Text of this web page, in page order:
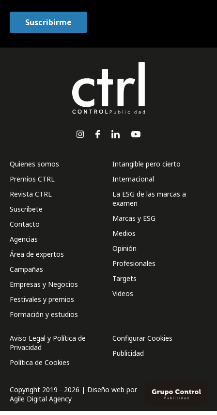
Quienes somos
Premios CTRL
Revista CTRL
Suscríbete
Contacto
Agencias
Área de expertos
Campañas
Empresas y Negocios
Festivales y premios
Formación y estudios
Intangible pero cierto
Internacional
La ESG de las marcas a
examen
Marcas y ESG
Medios
Opinión
Profesionales
Targets
Videos
Aviso Legal y Política de
Privacidad
Política de Cookies
Configurar Cookies
Publicidad
Copyright 2019 - 2026 | Diseño web por
Agile Digital Agency